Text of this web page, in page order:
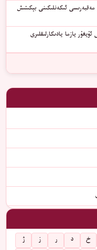
ئىكەنلىكىنى بېكىتىش
يازما يادىكارلىقلىرى
خ د ر ز
ژ